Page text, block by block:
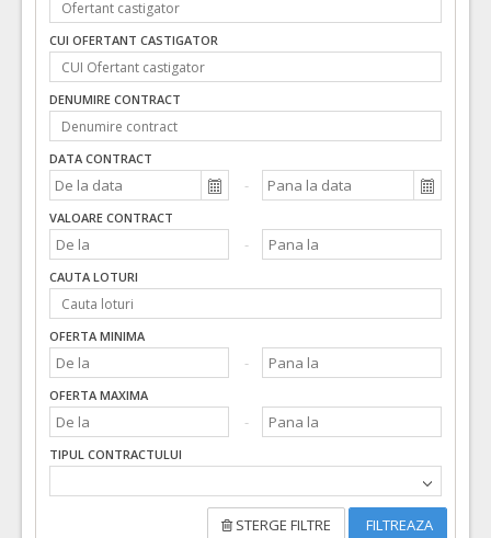
CUI OFERTANT CASTIGATOR
DENUMIRE CONTRACT
DATA CONTRACT
VALOARE CONTRACT
CAUTA LOTURI
OFERTA MINIMA
OFERTA MAXIMA
TIPUL CONTRACTULUI
STERGE FILTRE FILTREAZA